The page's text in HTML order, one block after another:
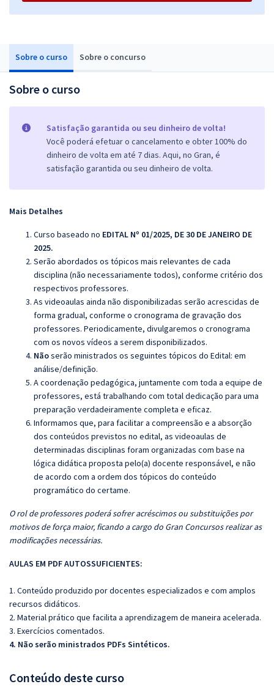
Sobre o curso Sobre o concurso
Sobre o curso
Satisfação garantida ou seu dinheiro de volta!
Você poderá efetuar o cancelamento e obter 100% do
dinheiro de volta em até 7 dias. Aqui, no Gran, é
satisfação garantida ou seu dinheiro de volta.
Mais Detalhes
Curso baseado no EDITAL Nº 01/2025, DE 30 DE JANEIRO DE
2025.
Serão abordados os tópicos mais relevantes de cada
disciplina (não necessariamente todos), conforme critério dos
respectivos professores.
As videoaulas ainda não disponibilizadas serão acrescidas de
forma gradual, conforme o cronograma de gravação dos
professores. Periodicamente, divulgaremos o cronograma
com os novos vídeos a serem disponibilizados.
Nãoserão ministrados os seguintes tópicos do Edital: em
análise/definição.
A coordenação pedagógica, juntamente com toda a equipe de
professores, está trabalhando com total dedicação para uma
preparação verdadeiramente completa e eficaz.
Informamos que, para facilitar a compreensão e a absorção
dos conteúdos previstos no edital, as videoaulas de
determinadas disciplinas foram organizadas com base na
lógica didática proposta pelo(a) docente responsável, e não
de acordo com a ordem dos tópicos do conteúdo
programático do certame.
O rol de professores poderá sofrer acréscimos ou substituições por
motivos de força maior, ficando a cargo do Gran Concursos realizar as
modificações necessárias.
AULAS EM PDF AUTOSSUFICIENTES:
1. Conteúdo produzido por docentes especializados e com amplos
recursos didáticos.
2. Material prático que facilita a aprendizagem de maneira acelerada.
3. Exercícios comentados.
4. Não serão ministrados PDFs Sintéticos.
Conteúdo deste curso